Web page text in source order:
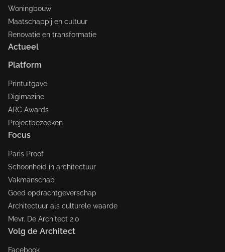
Woningbouw
Maatschappij en cultuur
Renovatie en transformatie
Actueel
Platform
Printuitgave
Digimazine
ARC Awards
Projectbezoeken
Focus
Paris Proof
Schoonheid in architectuur
Vakmanschap
Goed opdrachtgeverschap
Architectuur als culturele waarde
Mevr. De Architect 2.0
Volg de Architect
Facebook